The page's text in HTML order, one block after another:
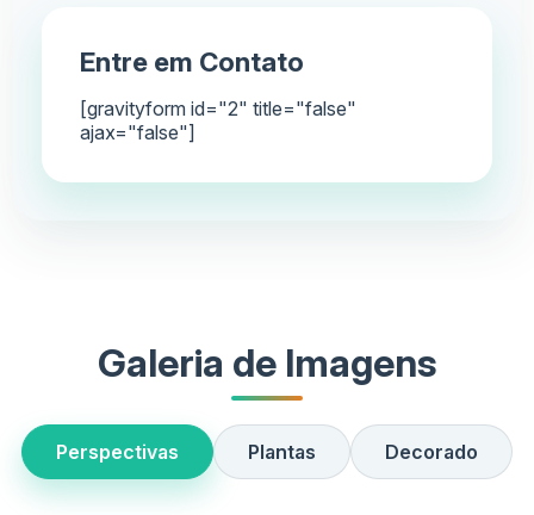
Entre em Contato
[gravityform id="2" title="false"
ajax="false"]
Galeria de Imagens
Perspectivas Plantas Decorado